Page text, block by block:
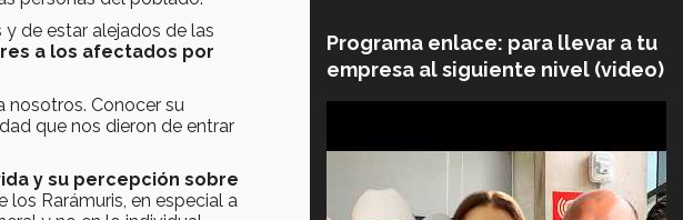
de estar alejados de las
a los afectados por
nosotros. Conocer su
que nos dieron de entrar
y su percepción sobre
Rarámuris, en especial a
Programa enlace: para llevar a tu
empresa al siguiente nivel (video)